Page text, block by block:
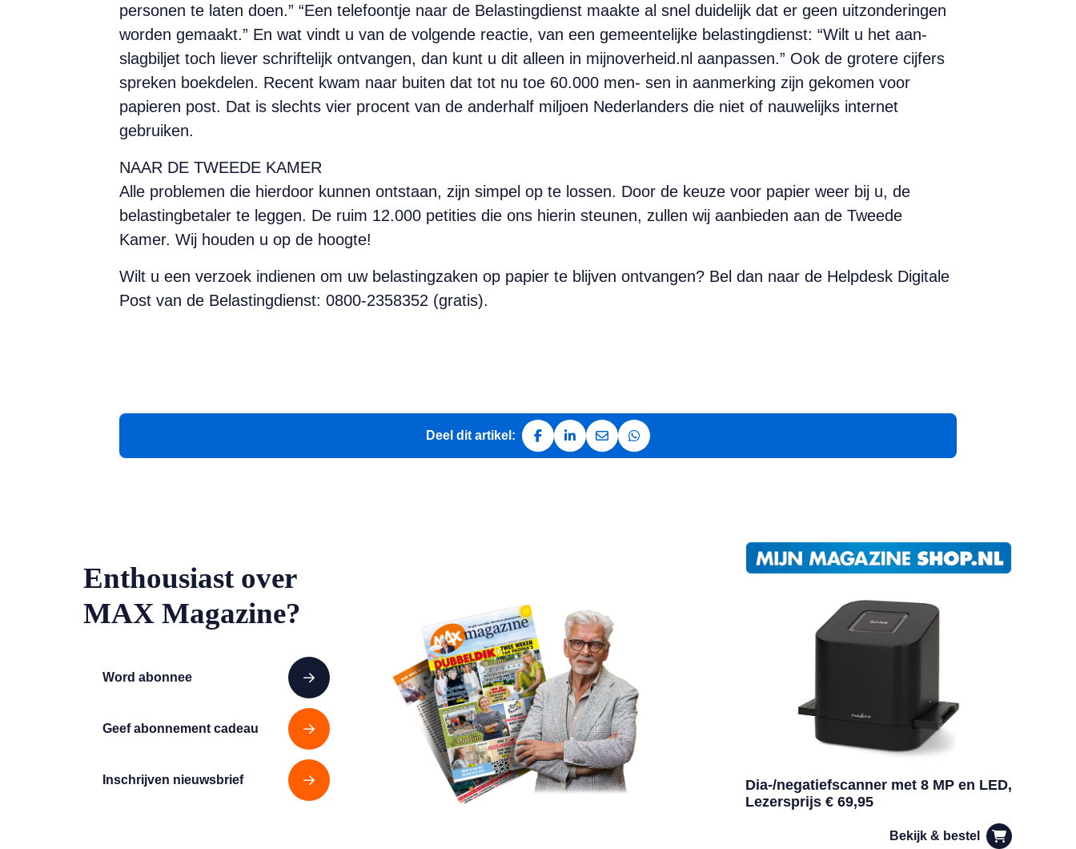
personen te laten doen.” “Een telefoontje naar de Belastingdienst maakte al snel duidelijk dat er geen uitzonderingen
worden gemaakt.” En wat vindt u van de volgende reactie, van een gemeentelijke belastingdienst: “Wilt u het aan-
slagbiljet toch liever schriftelijk ontvangen, dan kunt u dit alleen in mijnoverheid.nl aanpassen.” Ook de grotere cijfers
spreken boekdelen. Recent kwam naar buiten dat tot nu toe 60.000 men- sen in aanmerking zijn gekomen voor
papieren post. Dat is slechts vier procent van de anderhalf miljoen Nederlanders die niet of nauwelijks internet
gebruiken.
NAAR DE TWEEDE KAMER
Alle problemen die hierdoor kunnen ontstaan, zijn simpel op te lossen. Door de keuze voor papier weer bij u, de
belastingbetaler te leggen. De ruim 12.000 petities die ons hierin steunen, zullen wij aanbieden aan de Tweede
Kamer. Wij houden u op de hoogte!
Wilt u een verzoek indienen om uw belastingzaken op papier te blijven ontvangen? Bel dan naar de Helpdesk Digitale
Post van de Belastingdienst: 0800-2358352 (gratis).
Deel dit artikel:
Deel op Facebook
Deel op LinkedIn
Deel via e-mail
Deel via WhatsApp
Enthousiast over
MAX Magazine?
Word abonnee
Geef abonnement cadeau
Inschrijven nieuwsbrief
Dia-/negatiefscanner met 8 MP en LED,
Lezersprijs € 69,95
Bekijk & bestel